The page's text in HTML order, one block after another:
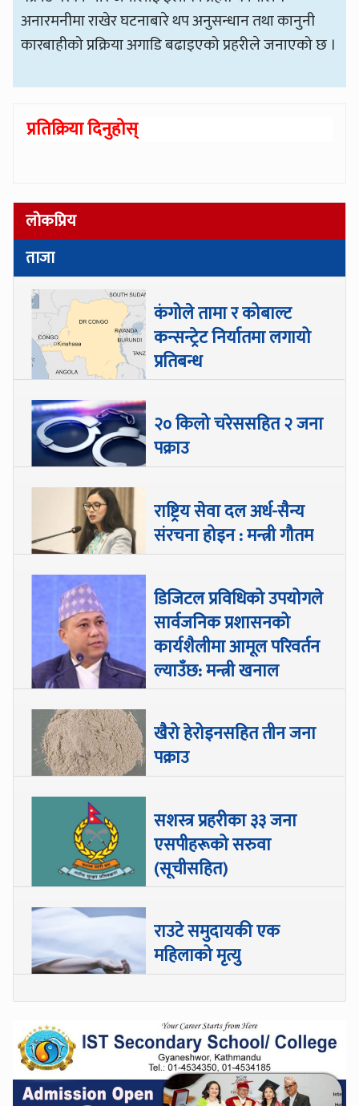
अनारमनीमा राखेर घटनाबारे थप अनुसन्धान तथा कानुनी
कारबाहीको प्रक्रिया अगाडि बढाइएको प्रहरीले जनाएको छ ।
प्रतिक्रिया दिनुहोस्
लोकप्रिय
ताजा
कंगोले तामा र कोबाल्ट
कन्सन्ट्रेट निर्यातमा लगायो
प्रतिबन्ध
२० किलो चरेससहित २ जना
पक्राउ
राष्ट्रिय सेवा दल अर्ध-सैन्य
संरचना होइन : मन्त्री गौतम
डिजिटल प्रविधिको उपयोगले
सार्वजनिक प्रशासनको
कार्यशैलीमा आमूल परिवर्तन
ल्याउँछ: मन्त्री खनाल
खैरो हेरोइनसहित तीन जना
पक्राउ
सशस्त्र प्रहरीका ३३ जना
एसपीहरूको सरुवा
(सूचीसहित)
राउटे समुदायकी एक
महिलाको मृत्यु